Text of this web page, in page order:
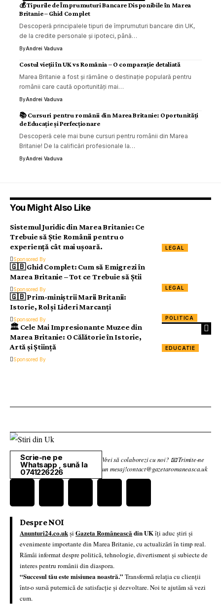
💰 Tipurile de Împrumuturi Bancare Disponibile în Marea
Britanie – Ghid Complet
Descoperă principalele tipuri de împrumuturi bancare din UK,
de la credite personale și ipoteci, până…
ByAndrei Vaduva
Costul vieții în UK vs România – O comparație detaliată
Marea Britanie a fost și rămâne o destinație populară pentru
românii care caută oportunități mai…
ByAndrei Vaduva
📚 Cursuri pentru românii din Marea Britanie: Oportunități
de Educație și Perfecționare
Descoperă cele mai bune cursuri pentru românii din Marea
Britanie! De la calificări profesionale la…
ByAndrei Vaduva
You Might Also Like
LEGAL
Sistemul Juridic din Marea Britanie: Ce
Trebuie să Știe Românii pentru o
experiență cât mai ușoară.
Sponsored By
LEGAL
🇬🇧 Ghid Complet: Cum să Emigrezi în
Marea Britanie – Tot ce Trebuie să Știi
Sponsored By
POLITICA
🇬🇧 Prim-miniștrii Marii Britanii:
Istorie, Rol și Lideri Marcanți
Sponsored By
EDUCATIE
🏛️ Cele Mai Impresionante Muzee din
Marea Britanie: O Călătorie în Istorie,
Artă și Știință
Sponsored By
Scrie-ne pe
Whatsapp , sună la
0741226226
Vrei să colaborezi cu noi? 📧 Trimite-ne
un mesaj!contact@gazetaromaneasca.uk
Despre NOI
Anunturi24.co.ukși Gazeta Românească din UKîți aduc știri și
evenimente importante din Marea Britanie, cu actualizări în timp real.
Rămâi informat despre politică, tehnologie, divertisment și subiecte de
interes pentru românii din diaspora.
“Succesul tău este misiunea noastră.” Transformă relația cu clienții
într-o sursă puternică de satisfacție și dezvoltare. Noi te ajutăm să vezi
cum.